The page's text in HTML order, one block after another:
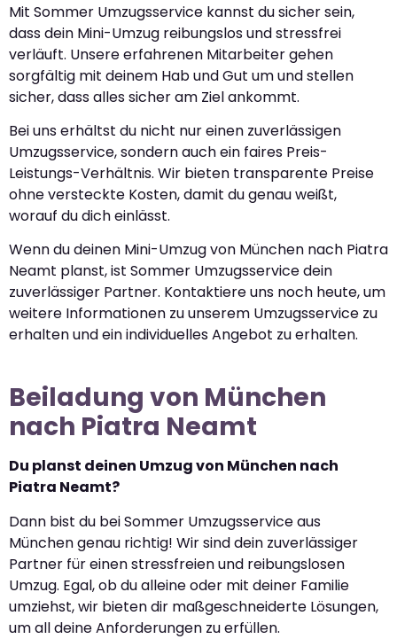
Mit Sommer Umzugsservice kannst du sicher sein,
dass dein Mini-Umzug reibungslos und stressfrei
verläuft. Unsere erfahrenen Mitarbeiter gehen
sorgfältig mit deinem Hab und Gut um und stellen
sicher, dass alles sicher am Ziel ankommt.
Bei uns erhältst du nicht nur einen zuverlässigen
Umzugsservice, sondern auch ein faires Preis-
Leistungs-Verhältnis. Wir bieten transparente Preise
ohne versteckte Kosten, damit du genau weißt,
worauf du dich einlässt.
Wenn du deinen Mini-Umzug von München nach Piatra
Neamt planst, ist Sommer Umzugsservice dein
zuverlässiger Partner. Kontaktiere uns noch heute, um
weitere Informationen zu unserem Umzugsservice zu
erhalten und ein individuelles Angebot zu erhalten.
Beiladung von München
nach Piatra Neamt
Du planst deinen Umzug von München nach
Piatra Neamt?
Dann bist du bei Sommer Umzugsservice aus
München genau richtig! Wir sind dein zuverlässiger
Partner für einen stressfreien und reibungslosen
Umzug. Egal, ob du alleine oder mit deiner Familie
umziehst, wir bieten dir maßgeschneiderte Lösungen,
um all deine Anforderungen zu erfüllen.